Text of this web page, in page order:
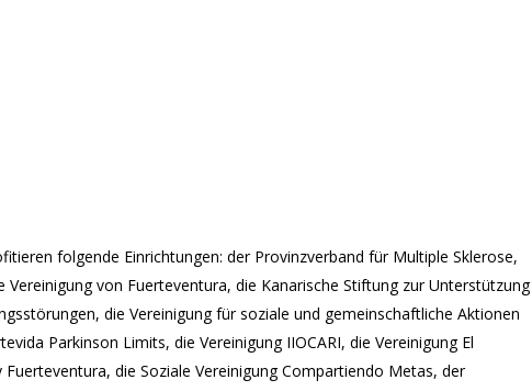
folgende Einrichtungen: der Provinzverband für Multiple Sklerose,
Vereinigung von Fuerteventura, die Kanarische Stiftung zur Unterstützung
die Vereinigung für soziale und gemeinschaftliche Aktionen
Parkinson Limits, die Vereinigung IIOCARI, die Vereinigung El
die Soziale Vereinigung Compartiendo Metas, der